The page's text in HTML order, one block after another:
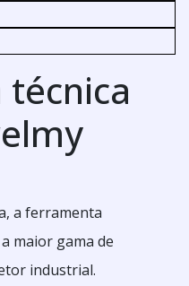
a ferramenta
maior gama de
industrial.